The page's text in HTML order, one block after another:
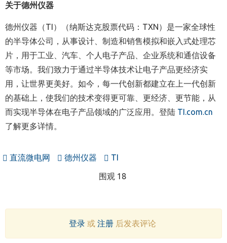
关于德州仪器
德州仪器（TI）（纳斯达克股票代码：TXN）是一家全球性
的半导体公司，从事设计、制造和销售模拟和嵌入式处理芯
片，用于工业、汽车、个人电子产品、企业系统和通信设备
等市场。我们致力于通过半导体技术让电子产品更经济实
用，让世界更美好。如今，每一代创新都建立在上一代创新
的基础上，使我们的技术变得更可靠、更经济、更节能，从
而实现半导体在电子产品领域的广泛应用。登陆 TI.com.cn
了解更多详情。
直流微电网 德州仪器 TI
围观 18
登录或 注册后发表评论